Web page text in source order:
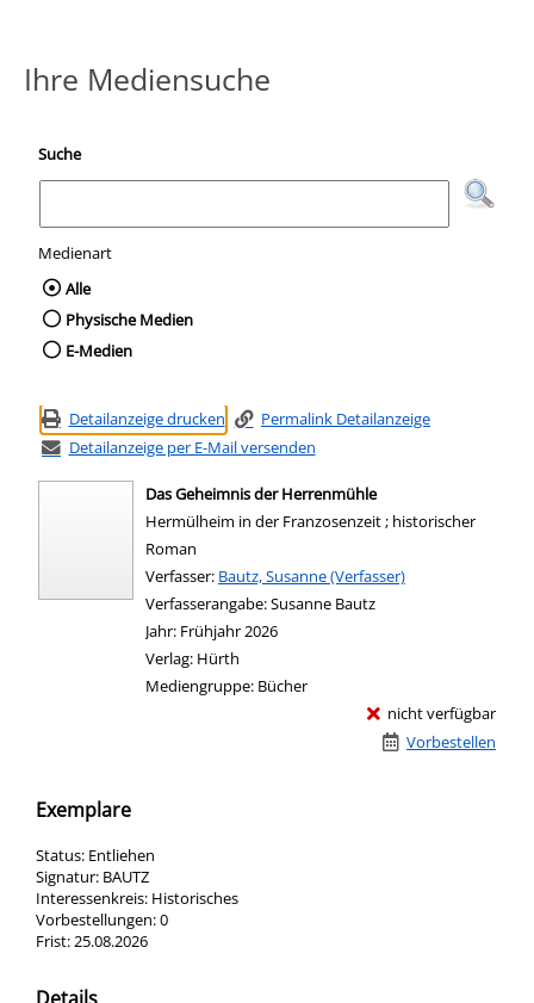
Ihre Mediensuche
Suche
Medienart
Wählen Sie die Medienart nach der Sie
Alle
Physische Medien
E-Medien
Detailanzeige drucken
Permalink Detailanzeige
Detailanzeige per E-Mail versenden
Das Geheimnis der Herrenmühle
Hermülheim in der Franzosenzeit ; historischer
Roman
Verfasser: Suche nach diesem Verfasser
Bautz, Susanne (Verfasser)
Verfasserangabe:Susanne Bautz
Jahr: Frühjahr 2026
Verlag: Hürth
Mediengruppe: Bücher
nicht verfügbar
Vorbestellen
Exemplare
Status: Entliehen
Signatur: BAUTZ
Interessenkreis: Historisches
Vorbestellungen:0
Frist:25.08.2026